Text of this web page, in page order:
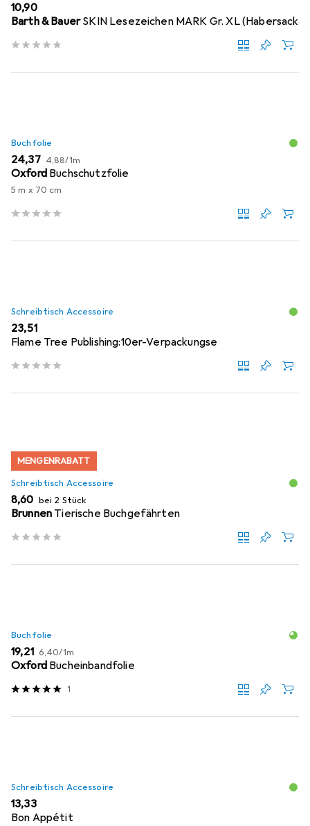
EUR
10,90
Barth & BauerSKIN Lesezeichen MARK Gr. XL (Habersack
Buchfolie
EUR
24,37 EUR
4,88/1m
Oxford Buchschutzfolie
5 m x 70 cm
Schreibtisch Accessoire
EUR
23,51
Flame Tree Publishing:10er-Verpackungse
MENGENRABATT
Schreibtisch Accessoire
EUR
8,60 bei 2 Stück
Brunnen Tierische Buchgefährten
Buchfolie
EUR
19,21 EUR
6,40/1m
Oxford Bucheinbandfolie
1
Schreibtisch Accessoire
EUR
13,33
Bon Appétit